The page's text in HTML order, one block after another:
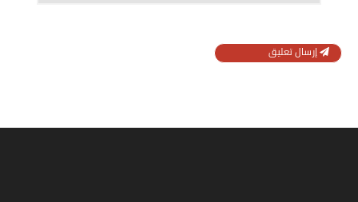
إرسال تعليق